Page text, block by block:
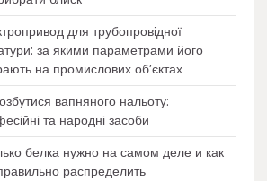
для трубопровідної
за якими параметрами його
на промислових об’єктах
вапняного нальоту:
та народні засоби
белка нужно на самом деле и как
распределить